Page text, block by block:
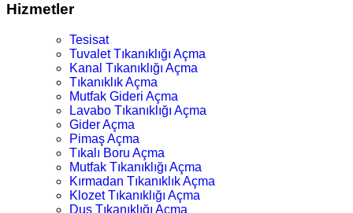
Hizmetler
Tesisat
Tuvalet Tıkanıklığı Açma
Kanal Tıkanıklığı Açma
Tıkanıklık Açma
Mutfak Gideri Açma
Lavabo Tıkanıklığı Açma
Gider Açma
Pimaş Açma
Tıkalı Boru Açma
Mutfak Tıkanıklığı Açma
Kırmadan Tıkanıklık Açma
Klozet Tıkanıklığı Açma
Duş Tıkanıklığı Açma